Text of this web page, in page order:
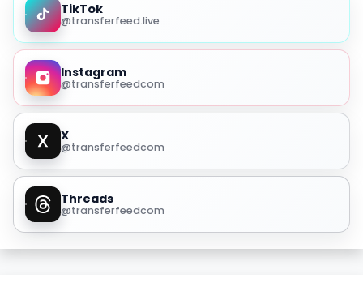
TikTok
@transferfeed.live
Instagram
@transferfeedcom
X
@transferfeedcom
Threads
@transferfeedcom